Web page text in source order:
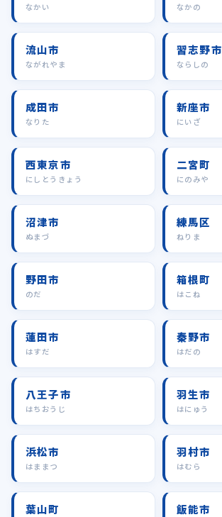
なかい なかの
流山市
ながれやま
習志野市
ならしの
成田市
なりた
新座市
にいざ
西東京市
にしとうきょう
二宮町
にのみや
沼津市
ぬまづ
練馬区
ねりま
野田市
のだ
箱根町
はこね
蓮田市
はすだ
秦野市
はだの
八王子市
はちおうじ
羽生市
はにゅう
浜松市
はままつ
羽村市
はむら
葉山町 飯能市